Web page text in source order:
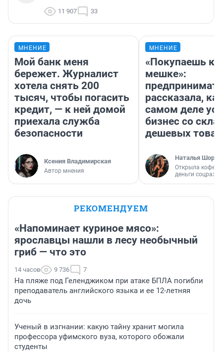
11 907 33
МНЕНИЕ
Мой банк меня
бережет. Журналист
хотела снять 200
тысяч, чтобы погасить
кредит, — к ней домой
приехала служба
безопасности
Ксения Владимирская
Автор мнения
МНЕНИЕ
«Покупаешь
мешке»:
рассказала,
самом деле
бизнес со
дешевых
Наталья
Открыла
деньги
РЕКОМЕНДУЕМ
«Напоминает куриное мясо»:
ярославцы нашли в лесу необычный
гриб — что это
14 часов 9 736 7
На пляже под Геленджиком при атаке БПЛА погибли
преподаватель английского языка и ее 12-летняя
дочь
Ученый в изгнании: какую тайну хранит могила
профессора уфимского вуза, которого обожали
студенты